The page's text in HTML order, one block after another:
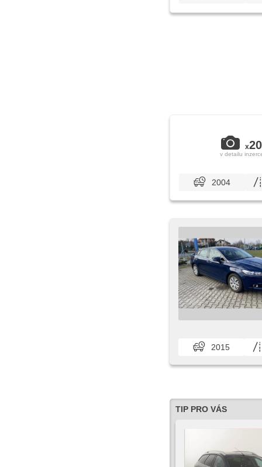
x20
v detailu
2004
2015
TIP PRO VÁS